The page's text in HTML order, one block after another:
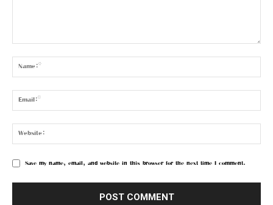
Save my name, email, and website in this browser for the next time I comment.